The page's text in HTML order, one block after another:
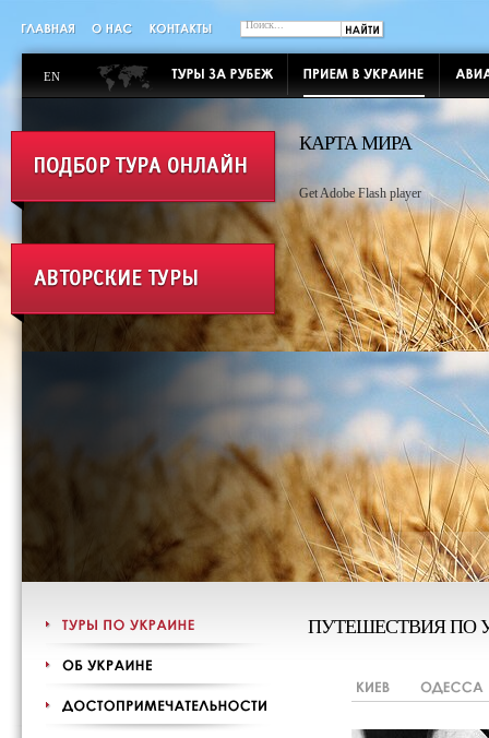
EN
КАРТА МИРА
Get Adobe Flash player
ПУТЕШЕСТВИЯ ПО